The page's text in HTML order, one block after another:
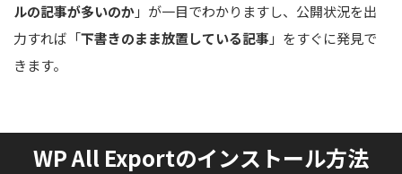
ルの記事が多いのか」が一目でわかりますし、公開状況を出
力すれば「下書きのまま放置している記事 」をすぐに発見で
きます。
WP All Exportのインストール方法